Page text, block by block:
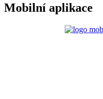
Mobilní aplikace